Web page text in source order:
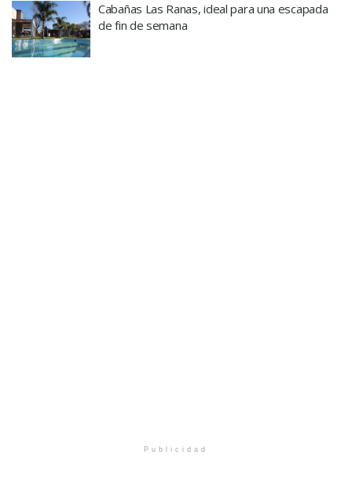
Cabañas Las Ranas, ideal para una escapada
de fin de semana
Publicidad